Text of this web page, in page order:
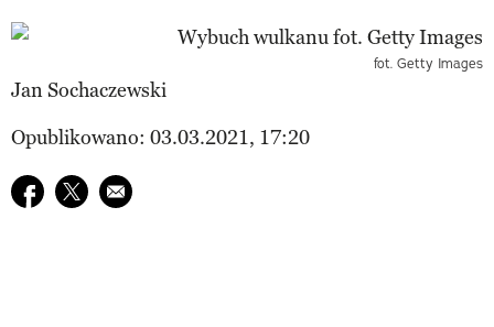
fot. Getty Images
Jan Sochaczewski
Opublikowano: 03.03.2021, 17:20
Udostępnij na facebook
Udostępnij na twitter
E-mail do przyjaciela